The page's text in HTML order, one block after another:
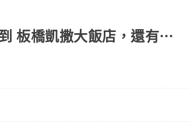
板橋凱撒大飯店，還有⋯